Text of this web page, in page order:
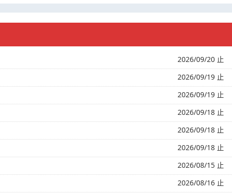
2026/09/20 止
2026/09/19 止
2026/09/19 止
2026/09/18 止
2026/09/18 止
2026/09/18 止
2026/08/15 止
2026/08/16 止